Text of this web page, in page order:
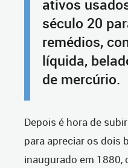
ativos
século 20
remédios,
líquida,
de mercúrio.
Depois é hora de
para apreciar os dois
inaugurado em 1880,